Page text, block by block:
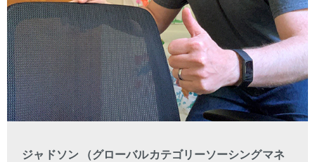
ジャドソン （グローバルカテゴリーソーシングマネ